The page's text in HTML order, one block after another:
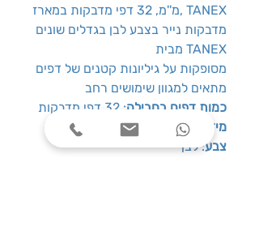
מ''מ, 32 דפי מדבקות במארז, TANEX
מדבקות נייר בצבע לבן בגדלים שונים
מבית TANEX
מסופקות על גיליונות קטנים של דפים
מתאים למגוון שימושים רחב
כמות דפים בחבילה: 32 דפי מדבקות
מידות מדבקה
: קוטר 13 מ''מ
צבע: לבן